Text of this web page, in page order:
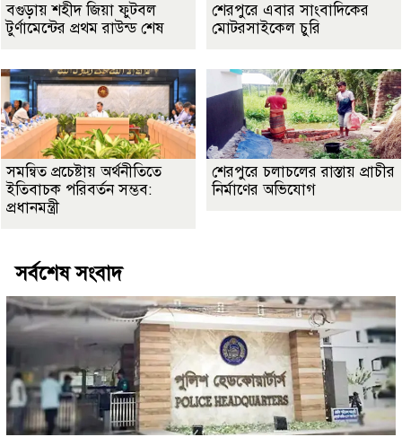
বগুড়ায় শহীদ জিয়া ফুটবল
টুর্ণামেন্টের প্রথম রাউন্ড শেষ
শেরপুরে এবার সাংবাদিকের
মোটরসাইকেল চুরি
সমন্বিত প্রচেষ্টায় অর্থনীতিতে
ইতিবাচক পরিবর্তন সম্ভব:
প্রধানমন্ত্রী
শেরপুরে চলাচলের রাস্তায় প্রাচীর
নির্মাণের অভিযোগ
সর্বশেষ সংবাদ